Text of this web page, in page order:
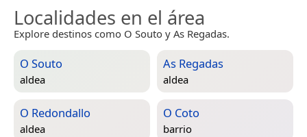
Localidades en el área
Explore destinos como O Souto y As Regadas.
O Souto
aldea
As Regadas
aldea
O Redondallo
aldea
O Coto
barrio